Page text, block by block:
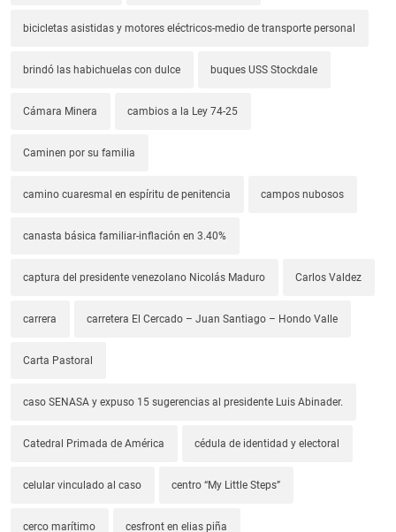
bicicletas asistidas y motores eléctricos-medio de transporte personal
brindó las habichuelas con dulce buques USS Stockdale
Cámara Minera cambios a la Ley 74-25
Caminen por su familia
camino cuaresmal en espíritu de penitencia campos nubosos
canasta básica familiar-inflación en 3.40%
captura del presidente venezolano Nicolás Maduro Carlos Valdez
carrera carretera El Cercado – Juan Santiago – Hondo Valle
Carta Pastoral
caso SENASA y expuso 15 sugerencias al presidente Luis Abinader.
Catedral Primada de América cédula de identidad y electoral
celular vinculado al caso centro “My Little Steps”
cerco marítimo cesfront en elias piña